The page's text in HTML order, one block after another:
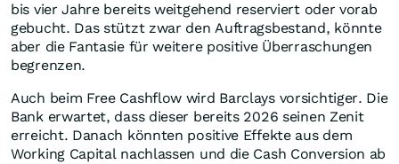
bis vier Jahre bereits weitgehend reserviert oder vorab
gebucht. Das stützt zwar den Auftragsbestand, könnte
aber die Fantasie für weitere positive Überraschungen
begrenzen.
Auch beim Free Cashflow wird Barclays vorsichtiger. Die
Bank erwartet, dass dieser bereits 2026 seinen Zenit
erreicht. Danach könnten positive Effekte aus dem
Working Capital nachlassen und die Cash Conversion ab